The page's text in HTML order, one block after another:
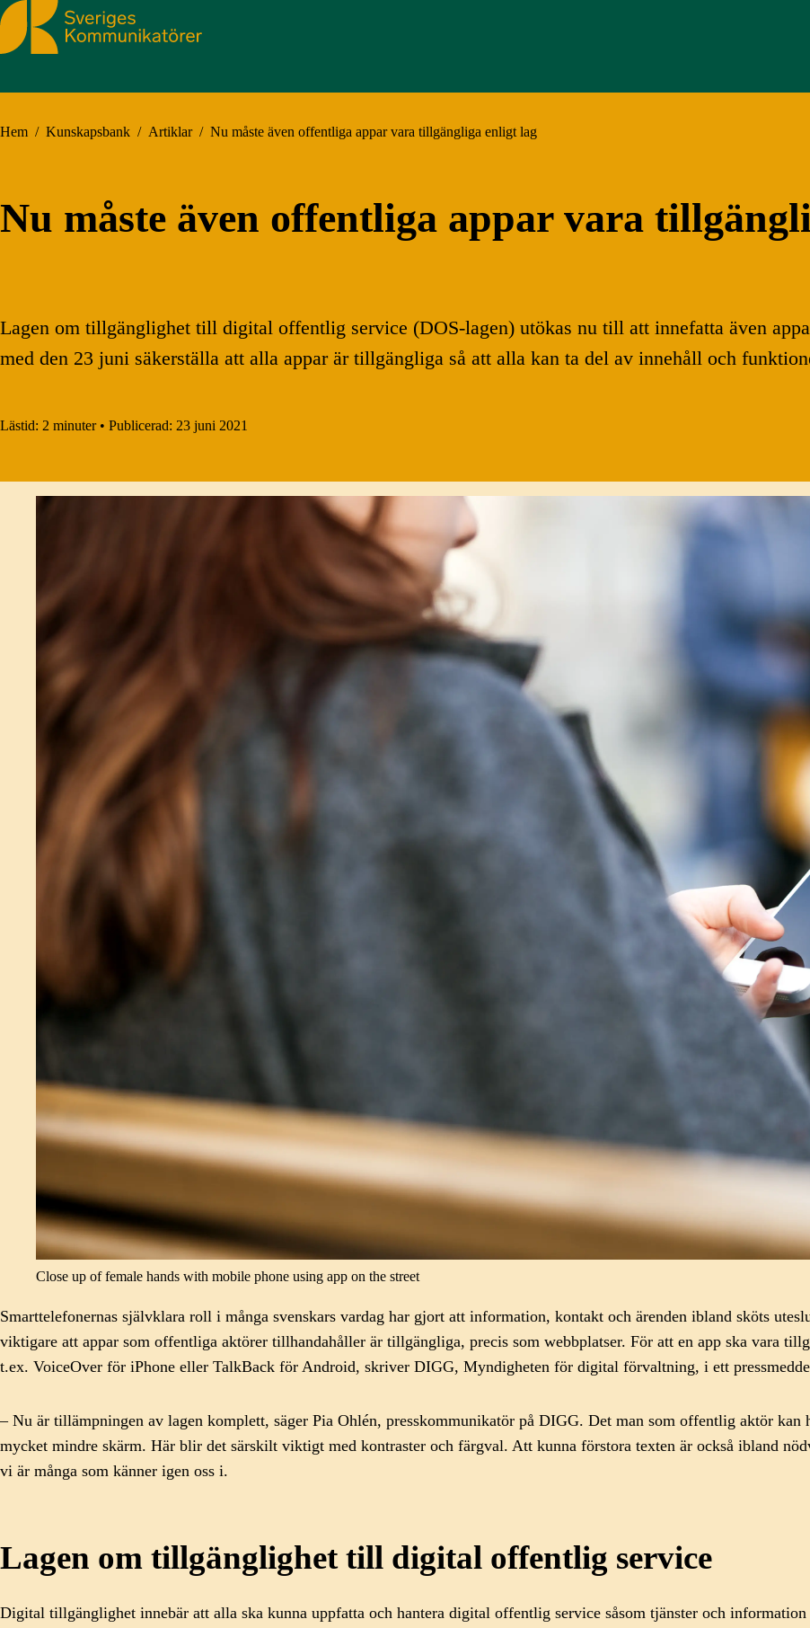
Sveriges Kommunikatörer
Hem / Kunskapsbank / Artiklar / Nu måste även offentliga appar vara tillgängliga enligt lag
Nu måste även offentliga appar vara
Lagen om tillgänglighet till digital offentlig service (DOS-lagen) utökas nu till att innefatta även
med den 23 juni säkerställa att alla appar är tillgängliga så att alla kan ta del av innehåll och
Lästid: 2 minuter • Publicerad: 23 juni 2021
Close up of female hands with mobile phone using app on the street
Smarttelefonernas självklara roll i många svenskars vardag har gjort att information, kontakt och ärenden ibland sköts
viktigare att appar som offentliga aktörer tillhandahåller är tillgängliga, precis som webbplatser. För att en app ska vara
t.ex. VoiceOver för iPhone eller TalkBack för Android, skriver DIGG, Myndigheten för digital förvaltning, i ett
– Nu är tillämpningen av lagen komplett, säger Pia Ohlén, presskommunikatör på DIGG. Det man som offentlig aktör kan
mycket mindre skärm. Här blir det särskilt viktigt med kontraster och färgval. Att kunna förstora texten är också ibland
vi är många som känner igen oss i.
Lagen om tillgänglighet till digital offentlig service
Digital tillgänglighet innebär att alla ska kunna uppfatta och hantera digital offentlig service såsom tjänster och